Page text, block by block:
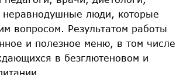
неравнодушные люди, которые
вопросом. Результатом работы
и полезное меню, в том числе
в безглютеновом и